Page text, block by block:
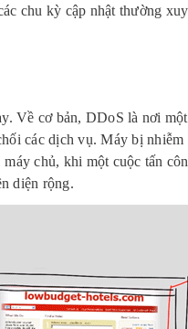
chu kỳ cập nhật thường
Về cơ bản, DDoS là nơi
các dịch vụ. Máy bị
chủ, khi một cuộc tấn
diện rộng.